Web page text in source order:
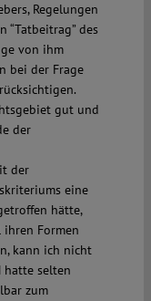
Regelungen
“Tatbeitrag” des
von ihm
bei der Frage
gut und
der
der
eine
hätte,
Formen
kann ich nicht
hatte selten
zum